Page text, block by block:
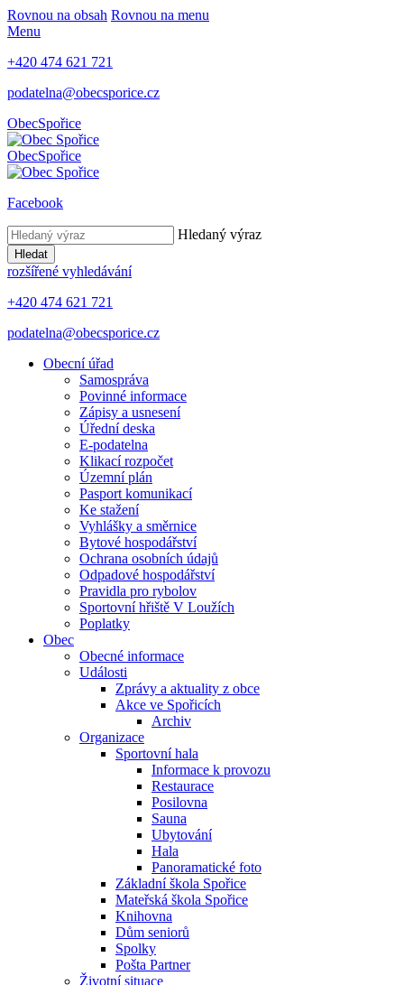
Rovnou na obsah Rovnou na menu
Menu
+420 474 621 721
podatelna@obecsporice.cz
ObecSpořice
ObecSpořice
Facebook
Hledaný výraz
Hledat
rozšířené vyhledávání
+420 474 621 721
podatelna@obecsporice.cz
Obecní úřad
Samospráva
Povinné informace
Zápisy a usnesení
Úřední deska
E-podatelna
Klikací rozpočet
Územní plán
Pasport komunikací
Ke stažení
Vyhlášky a směrnice
Bytové hospodářství
Ochrana osobních údajů
Odpadové hospodářství
Pravidla pro rybolov
Sportovní hřiště V Loužích
Poplatky
Obec
Obecné informace
Události
Zprávy a aktuality z obce
Akce ve Spořicích
Archiv
Organizace
Sportovní hala
Informace k provozu
Restaurace
Posilovna
Sauna
Ubytování
Hala
Panoramatické foto
Základní škola Spořice
Mateřská škola Spořice
Knihovna
Dům seniorů
Spolky
Pošta Partner
Životní situace